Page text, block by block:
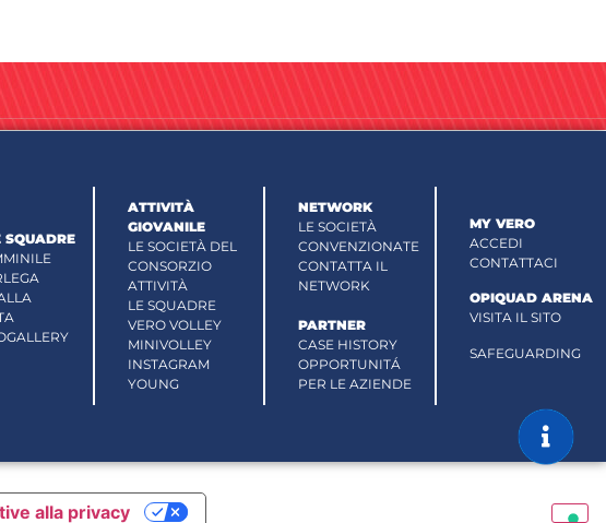
SQUADRE
ATTIVITÀ
GIOVANILE
LE SOCIETÀ DEL
CONSORZIO
ATTIVITÀ
LE SQUADRE
VERO VOLLEY
MINIVOLLEY
INSTAGRAM
YOUNG
NETWORK
LE SOCIETÀ
CONVENZIONATE
CONTATTA IL
NETWORK
PARTNER
CASE HISTORY
OPPORTUNITÁ
PER LE AZIENDE
MY VERO
ACCEDI
CONTATTACI
OPIQUAD ARENA
VISITA IL SITO
SAFEGUARDING
alla privacy